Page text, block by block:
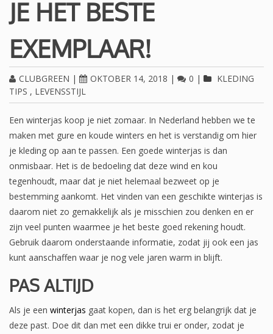
JE HET BESTE
EXEMPLAAR!
CLUBGREEN | OKTOBER 14, 2018 | 0 |
KLEDING
TIPS , LEVENSSTIJL
Een winterjas koop je niet zomaar. In Nederland hebben we te
maken met gure en koude winters en het is verstandig om hier
je kleding op aan te passen. Een goede winterjas is dan
onmisbaar. Het is de bedoeling dat deze wind en kou
tegenhoudt, maar dat je niet helemaal bezweet op je
bestemming aankomt. Het vinden van een geschikte winterjas is
daarom niet zo gemakkelijk als je misschien zou denken en er
zijn veel punten waarmee je het beste goed rekening houdt.
Gebruik daarom onderstaande informatie, zodat jij ook een jas
kunt aanschaffen waar je nog vele jaren warm in blijft.
PAS ALTIJD
Als je een winterjas gaat kopen, dan is het erg belangrijk dat je
deze past. Doe dit dan met een dikke trui er onder, zodat je